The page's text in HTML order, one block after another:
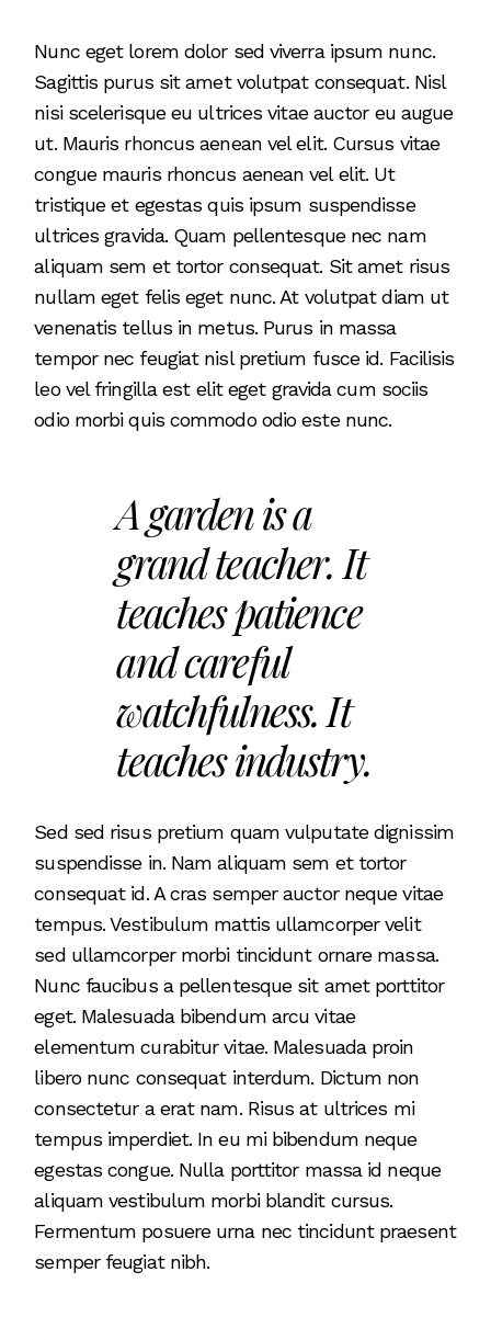
Nunc eget lorem dolor sed viverra ipsum nunc.
Sagittis purus sit amet volutpat consequat. Nisl
nisi scelerisque eu ultrices vitae auctor eu augue
ut. Mauris rhoncus aenean vel elit. Cursus vitae
congue mauris rhoncus aenean vel elit. Ut
tristique et egestas quis ipsum suspendisse
ultrices gravida. Quam pellentesque nec nam
aliquam sem et tortor consequat. Sit amet risus
nullam eget felis eget nunc. At volutpat diam ut
venenatis tellus in metus. Purus in massa
tempor nec feugiat nisl pretium fusce id. Facilisis
leo vel fringilla est elit eget gravida cum sociis
odio morbi quis commodo odio este nunc.
A garden is a
grand teacher. It
teaches patience
and careful
watchfulness. It
teaches industry.
Sed sed risus pretium quam vulputate dignissim
suspendisse in. Nam aliquam sem et tortor
consequat id. A cras semper auctor neque vitae
tempus. Vestibulum mattis ullamcorper velit
sed ullamcorper morbi tincidunt ornare massa.
Nunc faucibus a pellentesque sit amet porttitor
eget. Malesuada bibendum arcu vitae
elementum curabitur vitae. Malesuada proin
libero nunc consequat interdum. Dictum non
consectetur a erat nam. Risus at ultrices mi
tempus imperdiet. In eu mi bibendum neque
egestas congue. Nulla porttitor massa id neque
aliquam vestibulum morbi blandit cursus.
Fermentum posuere urna nec tincidunt praesent
semper feugiat nibh.